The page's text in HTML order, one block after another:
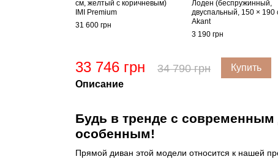
см, желтый с коричневым)
IMI Premium
31 600 грн
Лоден (беспружинный,
двуспальный, 150 × 190
Akant
3 190 грн
33 746 грн 34 790 грн
Купить
Описание
Будь в тренде с
особенным!
Прямой диван этой модели относится к нашей